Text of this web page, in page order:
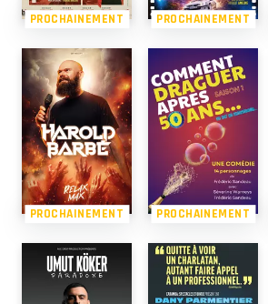
PROCHAINEMENT PROCHAINEMENT
PROCHAINEMENT PROCHAINEMENT